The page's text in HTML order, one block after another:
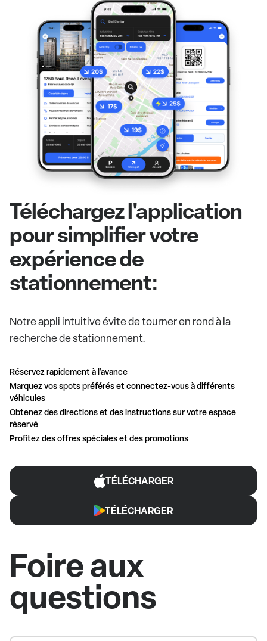
Téléchargez l'application
pour simplifier votre
expérience de
stationnement:
Notre appli intuitive évite de tourner en rond à la
recherche de stationnement.
Réservez rapidement à l'avance
Marquez vos spots préférés et connectez-vous à différents
véhicules
Obtenez des directions et des instructions sur votre espace
réservé
Profitez des offres spéciales et des promotions
TÉLÉCHARGER
TÉLÉCHARGER
Foire aux
questions